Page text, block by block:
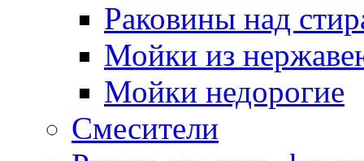
Раковины над
Мойки из
Мойки недорогие
Смесители